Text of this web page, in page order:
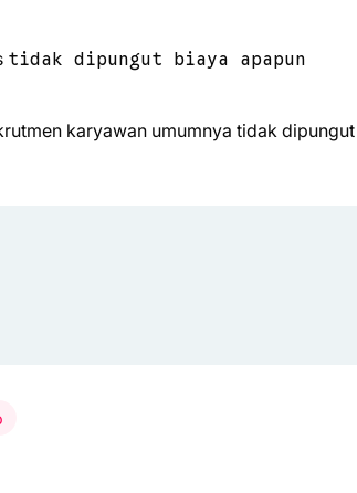
tidak dipungut biaya apapun
karyawan umumnya tidak dipungut